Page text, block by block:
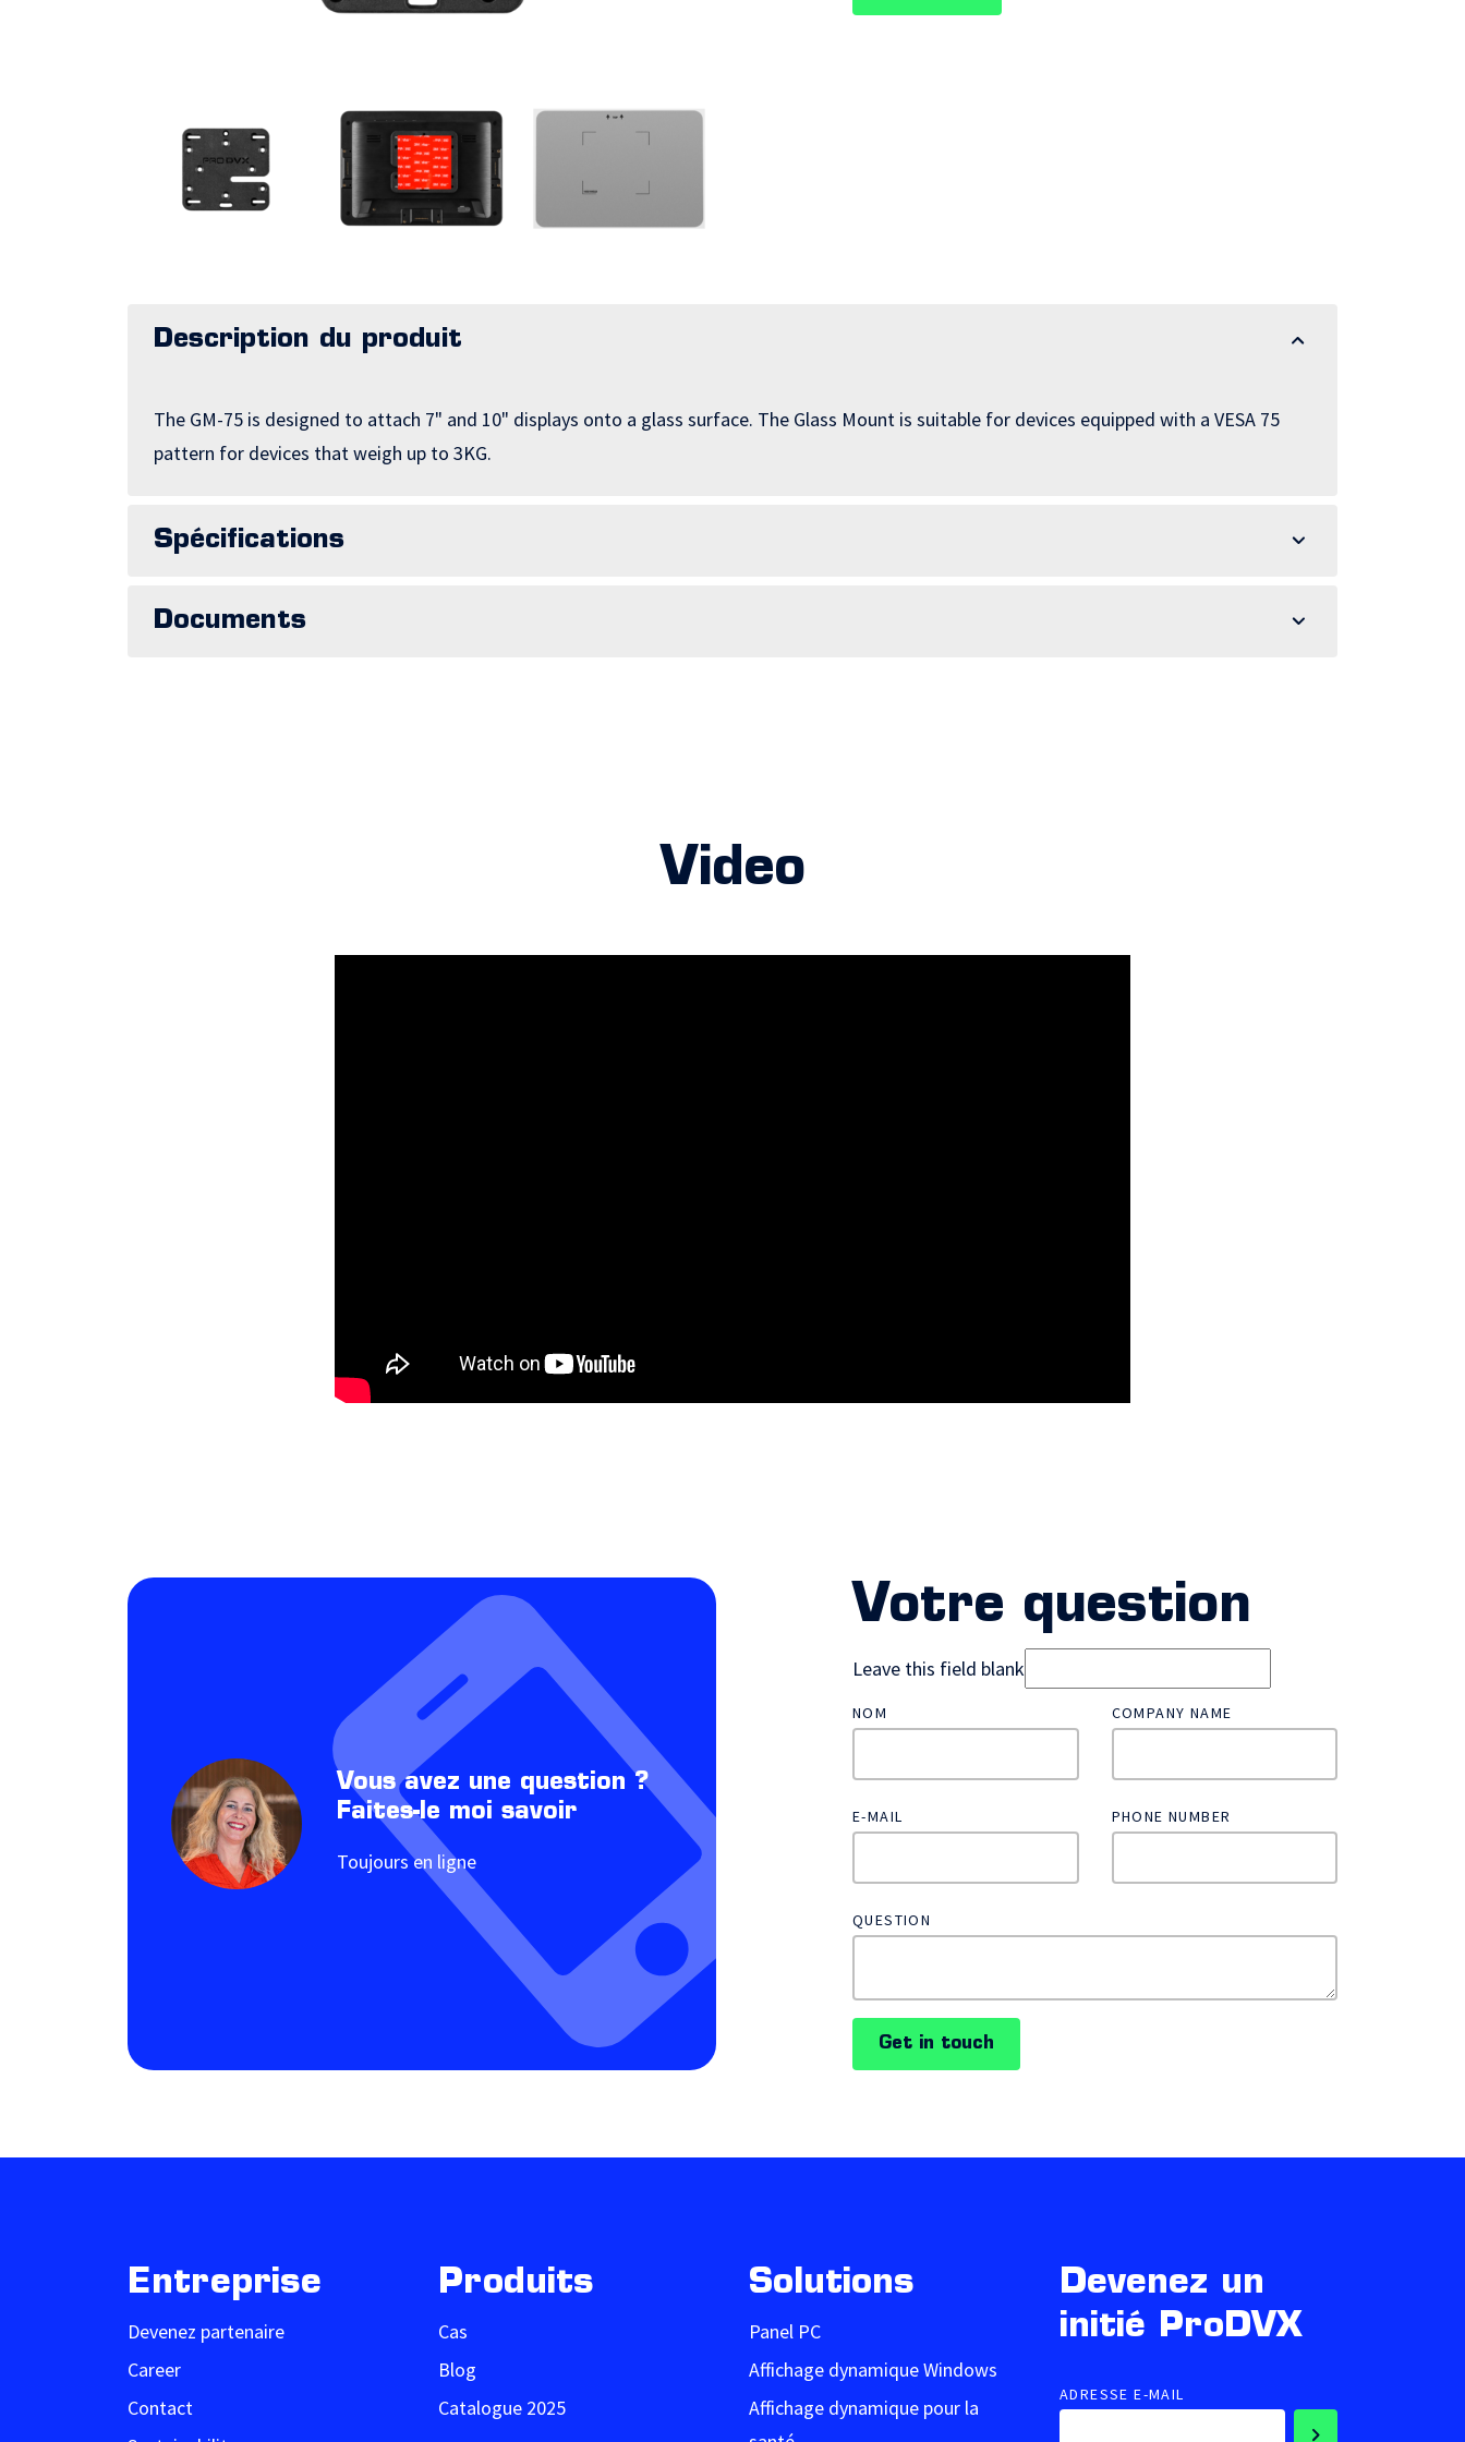
Description du produit
The GM-75 is designed to attach 7" and 10" displays onto a glass surface. The Glass Mount is suitable for devices equipped with a VESA 75
pattern for devices that weigh up to 3KG.
Spécifications
Documents
Video
Vous avez une question ?
Faites-le moi savoir
Toujours en ligne
Votre question
Leave this field blank
NOM COMPANY NAME
E-MAIL PHONE NUMBER
QUESTION
Get in touch
Entreprise
Devenez partenaire
Career
Contact
Produits
Cas
Blog
Catalogue 2025
Solutions
Panel PC
Affichage dynamique Windows
Affichage dynamique pour la
Devenez un
initié ProDVX
ADRESSE E-MAIL